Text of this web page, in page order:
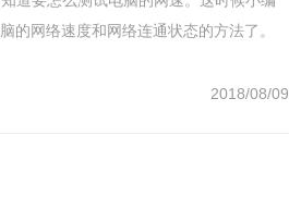
的网络速度和网络连通状态的方法了。
2018/08/09